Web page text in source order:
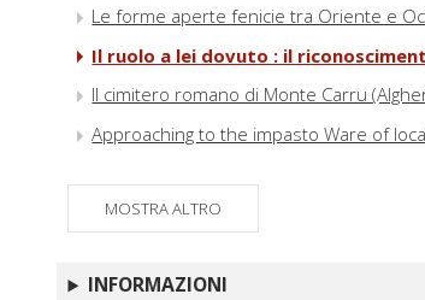
Le forme aperte fenicie tra Oriente e
Il ruolo a lei dovuto : il
Il cimitero romano di Monte Carru
Approaching to the impasto Ware of
MOSTRA ALTRO
INFORMAZIONI